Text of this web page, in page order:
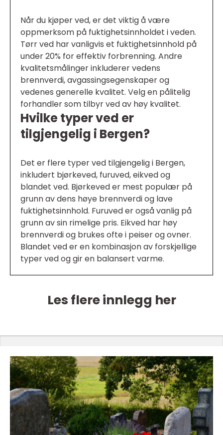
Når du kjøper ved, er det viktig å være
oppmerksom på fuktighetsinnholdet i veden.
Tørr ved har vanligvis et fuktighetsinnhold på
under 20% for effektiv forbrenning. Andre
kvalitetsmålinger inkluderer vedens
brennverdi, avgassingsegenskaper og
vedenes generelle kvalitet. Velg en pålitelig
forhandler som tilbyr ved av høy kvalitet.
Hvilke typer ved er
tilgjengelig i Bergen?
Det er flere typer ved tilgjengelig i Bergen,
inkludert bjørkeved, furuved, eikved og
blandet ved. Bjørkeved er mest populær på
grunn av dens høye brennverdi og lave
fuktighetsinnhold. Furuved er også vanlig på
grunn av sin rimelige pris. Eikved har høy
brennverdi og brukes ofte i peiser og ovner.
Blandet ved er en kombinasjon av forskjellige
typer ved og gir en balansert varme.
Les flere innlegg her